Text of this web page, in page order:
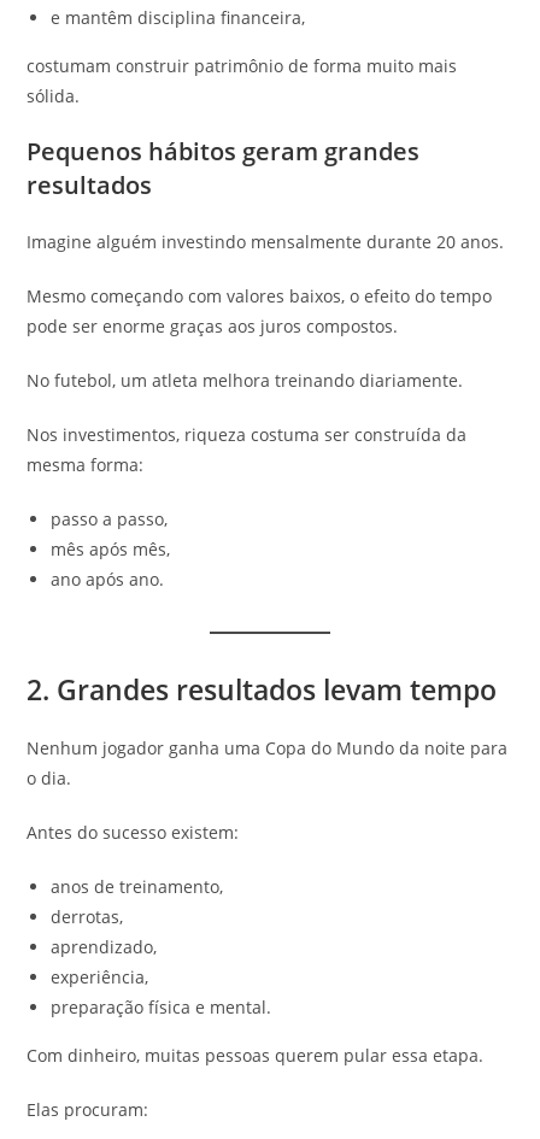
e mantêm disciplina financeira,
costumam construir patrimônio de forma muito mais
sólida.
Pequenos hábitos geram grandes
resultados
Imagine alguém investindo mensalmente durante 20 anos.
Mesmo começando com valores baixos, o efeito do tempo
pode ser enorme graças aos juros compostos.
No futebol, um atleta melhora treinando diariamente.
Nos investimentos, riqueza costuma ser construída da
mesma forma:
passo a passo,
mês após mês,
ano após ano.
2. Grandes resultados levam tempo
Nenhum jogador ganha uma Copa do Mundo da noite para
o dia.
Antes do sucesso existem:
anos de treinamento,
derrotas,
aprendizado,
experiência,
preparação física e mental.
Com dinheiro, muitas pessoas querem pular essa etapa.
Elas procuram: